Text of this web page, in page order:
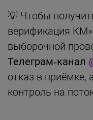
💡 Чтобы
верификация
выборочной
Телеграм‑канал
отказ в приёмке,
контроль на